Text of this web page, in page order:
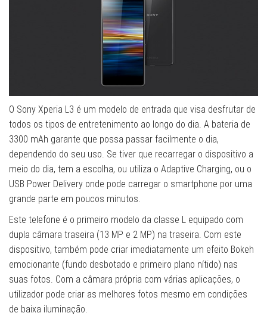
O Sony Xperia L3 é um modelo de entrada que visa desfrutar de
todos os tipos de entretenimento ao longo do dia. A bateria de
3300 mAh garante que possa passar facilmente o dia,
dependendo do seu uso. Se tiver que recarregar o dispositivo a
meio do dia, tem a escolha, ou utiliza o Adaptive Charging, ou o
USB Power Delivery onde pode carregar o smartphone por uma
grande parte em poucos minutos.
Este telefone é o primeiro modelo da classe L equipado com
dupla câmara traseira (13 MP e 2 MP) na traseira. Com este
dispositivo, também pode criar imediatamente um efeito Bokeh
emocionante (fundo desbotado e primeiro plano nítido) nas
suas fotos. Com a câmara própria com várias aplicações, o
utilizador pode criar as melhores fotos mesmo em condições
de baixa iluminação.